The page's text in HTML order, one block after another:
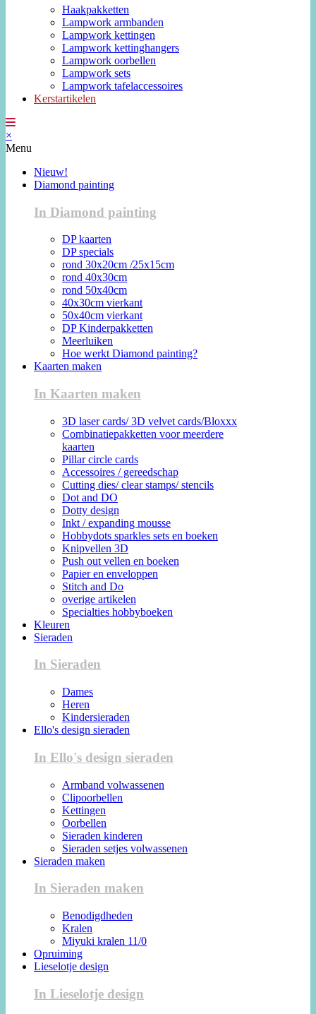
Haakpakketten
Lampwork armbanden
Lampwork kettingen
Lampwork kettinghangers
Lampwork oorbellen
Lampwork sets
Lampwork tafelaccessoires
Kerstartikelen
×
Menu
Nieuw!
Diamond painting
In Diamond painting
DP kaarten
DP specials
rond 30x20cm /25x15cm
rond 40x30cm
rond 50x40cm
40x30cm vierkant
50x40cm vierkant
DP Kinderpakketten
Meerluiken
Hoe werkt Diamond painting?
Kaarten maken
In Kaarten maken
3D laser cards/ 3D velvet cards/Bloxxx
Combinatiepakketten voor meerdere
kaarten
Pillar circle cards
Accessoires / gereedschap
Cutting dies/ clear stamps/ stencils
Dot and DO
Dotty design
Inkt / expanding mousse
Hobbydots sparkles sets en boeken
Knipvellen 3D
Push out vellen en boeken
Papier en enveloppen
Stitch and Do
overige artikelen
Specialties hobbyboeken
Kleuren
Sieraden
In Sieraden
Dames
Heren
Kindersieraden
Ello's design sieraden
In Ello's design sieraden
Armband volwassenen
Clipoorbellen
Kettingen
Oorbellen
Sieraden kinderen
Sieraden setjes volwassenen
Sieraden maken
In Sieraden maken
Benodigdheden
Kralen
Miyuki kralen 11/0
Opruiming
Lieselotje design
In Lieselotje design